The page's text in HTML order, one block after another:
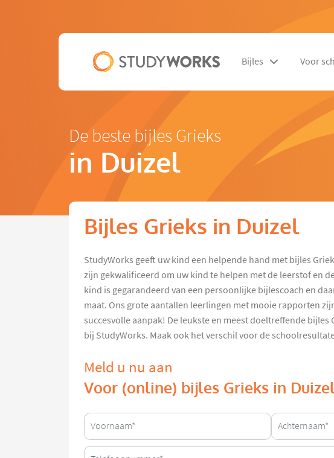
Bijles Voor
De beste bijles Grieks
in Duizel
Bijles Grieks in Duizel
StudyWorks geeft uw kind een helpende hand met bijles
zijn gekwalificeerd om uw kind te helpen met de leerstof en
kind is gegarandeerd van een persoonlijke bijlescoach en
maat. Ons grote aantallen leerlingen met mooie rapporten
succesvolle aanpak! De leukste en meest doeltreffende bijles
bij StudyWorks. Maak ook het verschil voor de
Meld u nu aan
Voor (online) bijles Grieks in